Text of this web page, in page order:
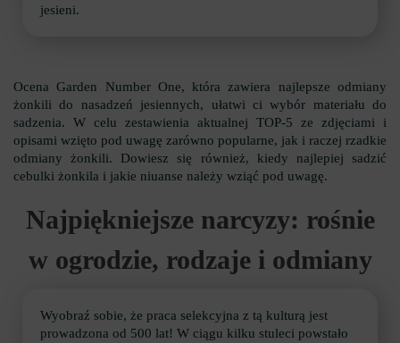
jesieni.
Ocena Garden Number One, która zawiera najlepsze odmiany
żonkili do nasadzeń jesiennych, ułatwi ci wybór materiału do
sadzenia. W celu zestawienia aktualnej TOP-5 ze zdjęciami i
opisami wzięto pod uwagę zarówno popularne, jak i raczej rzadkie
odmiany żonkili. Dowiesz się również, kiedy najlepiej sadzić
cebulki żonkila i jakie niuanse należy wziąć pod uwagę.
Najpiękniejsze narcyzy: rośnie
w ogrodzie, rodzaje i odmiany
Wyobraź sobie, że praca selekcyjna z tą kulturą jest
prowadzona od 500 lat! W ciągu kilku stuleci powstało